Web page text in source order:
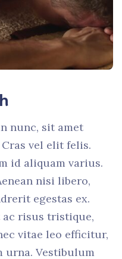
nunc, sit amet
vel elit felis.
id aliquam varius.
nisi libero,
egestas ex.
ac risus tristique,
vitae leo efficitur,
urna. Vestibulum